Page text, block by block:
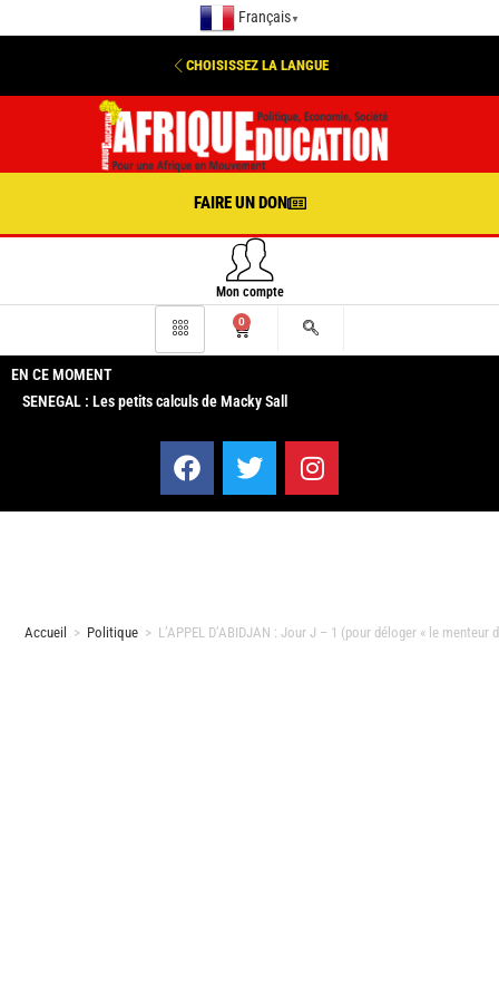
Français ▼
CHOISISSEZ LA LANGUE
FAIRE UN DON
Mon compte
0
EN CE MOMENT
SENEGAL : Les petits calculs de Macky Sall
Accueil > Politique > L’APPEL D’ABIDJAN : Jour J – 1 (pour déloger « le